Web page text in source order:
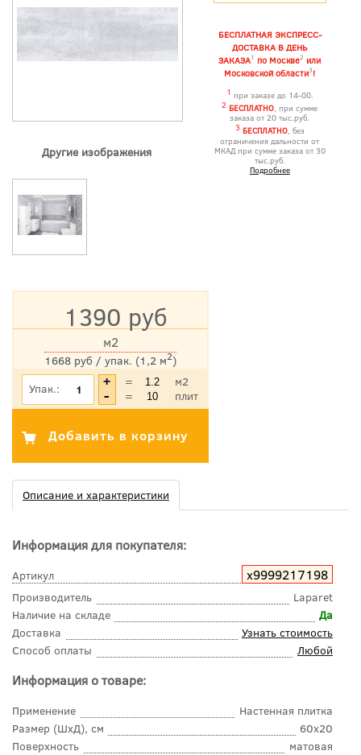
Другие изображения
БЕСПЛАТНАЯ ЭКСПРЕСС-
ДОСТАВКА В ДЕНЬ
ЗАКАЗА1 по Москве2 или
Московской области3!
1 при заказе до 14-00.
2 БЕСПЛАТНО, при сумме
заказа от 20 тыс.руб.
3 БЕСПЛАТНО, без
ограничения дальности от
МКАД при сумме заказа от 30
тыс.руб.
Подробнее
1390 руб
1668 руб / упак. (1,2 м2)
м2
*Цена указана с учетом НДС
Упак.: =
м2
=
плит
Описание и характеристики
Информация для покупателя:
Артикул х9999217198
Производитель
Laparet
Наличие на складе
Да
Доставка
Узнать стоимость
Способ оплаты
Любой
Информация о товаре:
Применение
Настенная плитка
Размер (ШхД), см
60x20
Поверхность
матовая